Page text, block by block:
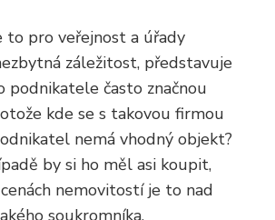
to pro veřejnost a úřady
záležitost, představuje
podnikatele často značnou
kde se s takovou firmou
nemá vhodný objekt?
by si ho měl asi koupit,
nemovitostí je to nad